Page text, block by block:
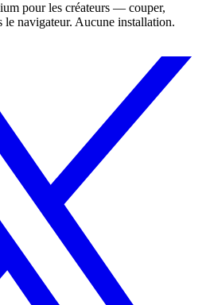
pour les créateurs — couper,
le navigateur. Aucune installation.